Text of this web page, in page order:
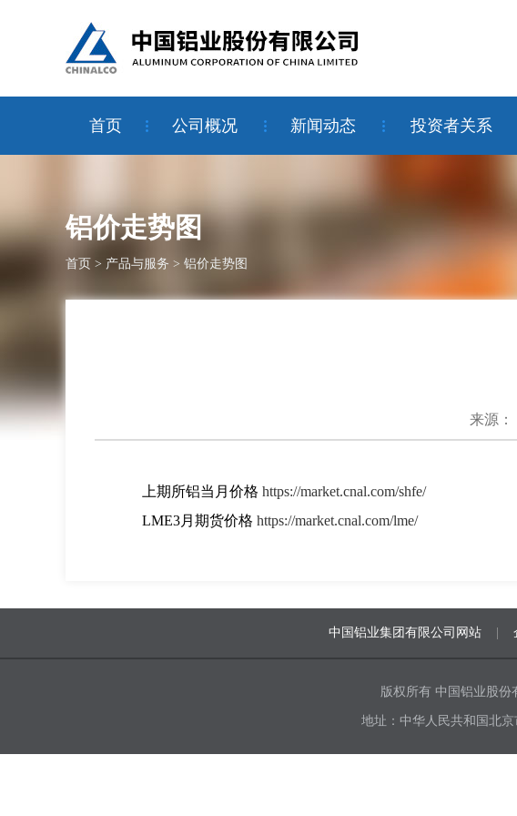
首页 公司概况 新闻动态 投资者关系
铝价走势图
首页 > 产品与服务 > 铝价走势图
来源：
上期所铝当月价格 https://market.cnal.com/shfe/
LME3月期货价格 https://market.cnal.com/lme/
中国铝业集团有限公司网站
版权所有 中国铝业股份
地址：中华人民共和国北